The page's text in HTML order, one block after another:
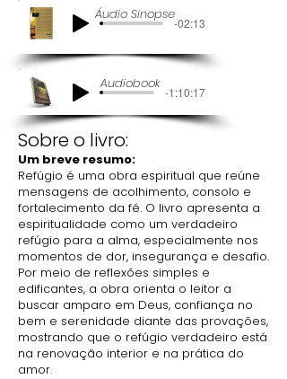
-02:13
Áudio Sinopse
-1:10:17
Audiobook
Sobre o livro:
Um breve resumo:
Refúgio é uma obra espiritual que reúne
mensagens de acolhimento, consolo e
fortalecimento da fé. O livro apresenta a
espiritualidade como um verdadeiro
refúgio para a alma, especialmente nos
momentos de dor, insegurança e desafio.
Por meio de reflexões simples e
edificantes, a obra orienta o leitor a
buscar amparo em Deus, confiança no
bem e serenidade diante das provações,
mostrando que o refúgio verdadeiro está
na renovação interior e na prática do
amor.